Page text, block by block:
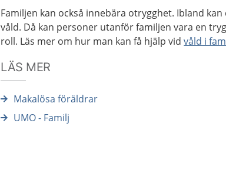
Familjen kan också innebära otrygghet. Ibland
våld. Då kan personer utanför familjen vara en
roll. Läs mer om hur man kan få hjälp vidvåld i
LÄS MER
Makalösa föräldrar
UMO - Familj